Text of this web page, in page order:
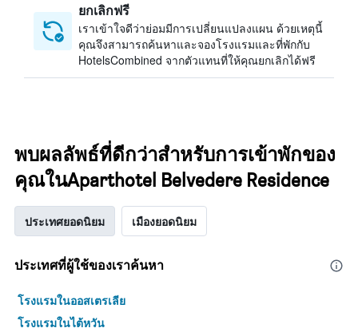
ยกเลิกฟรี
เราเข้าใจดีว่าย่อมมีการเปลี่ยนแปลงแผน ด้วยเหตุนี้
คุณจึงสามารถค้นหาและจองโรงแรมและที่พักกับ
HotelsCombined จากตัวแทนที่ให้คุณยกเลิกได้ฟรี
พบผลลัพธ์ที่ดีกว่าสำหรับการเข้าพักของ
คุณในAparthotel Belvedere Residence
ประเทศยอดนิยม เมืองยอดนิยม
ประเทศที่ผู้ใช้ของเราค้นหา
โรงแรมในออสเตรเลีย
โรงแรมในไต้หวัน